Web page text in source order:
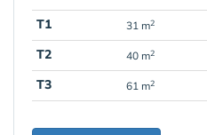
T1 31 m2
T2
40 m2
T3
61 m2